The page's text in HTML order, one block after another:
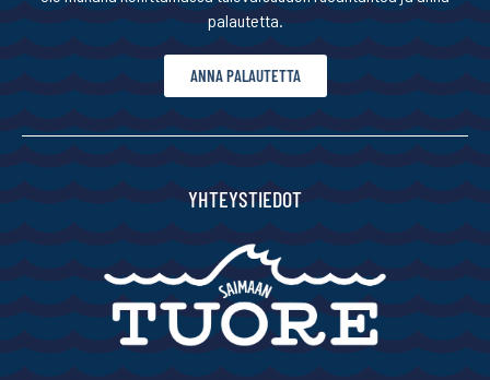
palautetta.
ANNA PALAUTETTA
YHTEYSTIEDOT